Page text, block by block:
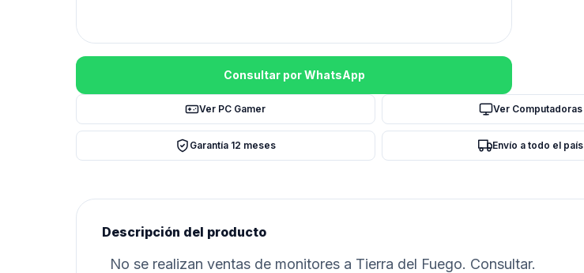
Consultar por WhatsApp
Ver PC Gamer Ver Computadoras
Garantía 12 meses Envío a todo el país
Descripción del producto
No se realizan ventas de monitores a Tierra del Fuego. Consultar.